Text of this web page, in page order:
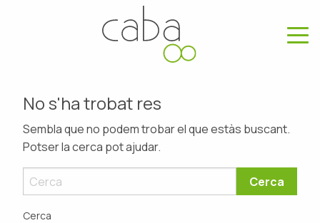
No s'ha trobat res
Sembla que no podem trobar el que estàs buscant.
Potser la cerca pot ajudar.
Cerca